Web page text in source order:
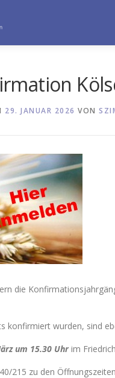
29. JANUAR 2026 VON
die
konfirmiert wurden, sind
um 15.30 Uhrim
215 zu den